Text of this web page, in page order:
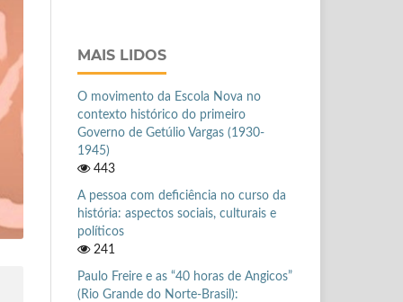
MAIS LIDOS
O movimento da Escola Nova no
contexto histórico do primeiro
Governo de Getúlio Vargas (1930-
1945)
443
A pessoa com deficiência no curso da
história: aspectos sociais, culturais e
políticos
241
Paulo Freire e as “40 horas de Angicos”
(Rio Grande do Norte-Brasil):